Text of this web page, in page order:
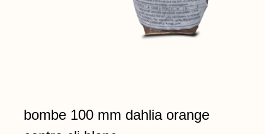
bombe 100 mm dahlia orange